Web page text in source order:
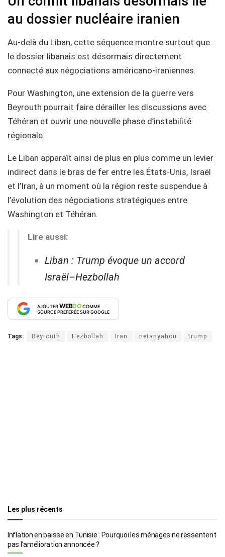
au dossier nucléaire iranien
Au-delà du Liban, cette séquence montre surtout que
le dossier libanais est désormais directement
connecté aux négociations américano-iraniennes.
Pour Washington, une extension de la guerre vers
Beyrouth pourrait faire dérailler les discussions avec
Téhéran et ouvrir une nouvelle phase d’instabilité
régionale.
Le Liban apparaît ainsi de plus en plus comme un levier
indirect dans le bras de fer entre les États-Unis, Israël
et l’Iran, à un moment où la région reste suspendue à
l’évolution des négociations stratégiques entre
Washington et Téhéran.
Lire aussi:
Liban : Trump évoque un accord
Israël–Hezbollah
AJOUTERWEBDOCOMME
SOURCE PRÉFÉRÉE SUR GOOGLE
Tags: Beyrouth Hezbollah Iran netanyahou trump
Les plus récents
Inflation en baisse en Tunisie : Pourquoi les ménages ne ressentent
pas l’amélioration annoncée ?